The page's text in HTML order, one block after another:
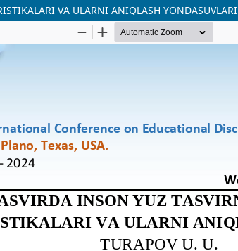
VA ULARNI ANIQLASH YONDASUVLARI